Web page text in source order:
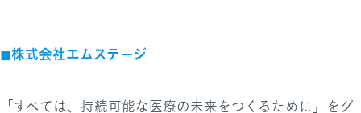
◼︎株式会社エムステージ
「すべては、持続可能な医療の未来をつくるために」をグ